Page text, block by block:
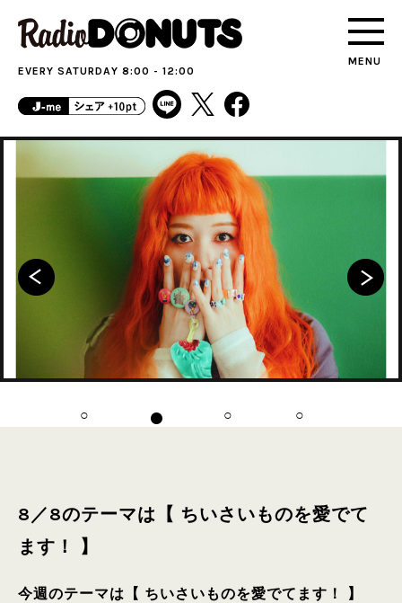
MENU
EVERY SATURDAY 8:00 - 12:00
8／8のテーマは【 ちいさいものを愛でて
ます！ 】
今週のテーマは【 ちいさいものを愛でてます！ 】